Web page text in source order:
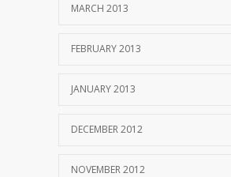
MARCH 2013
FEBRUARY 2013
JANUARY 2013
DECEMBER 2012
NOVEMBER 2012